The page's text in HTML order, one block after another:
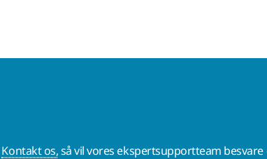
Kontakt os,så vil vores ekspertsupportteam